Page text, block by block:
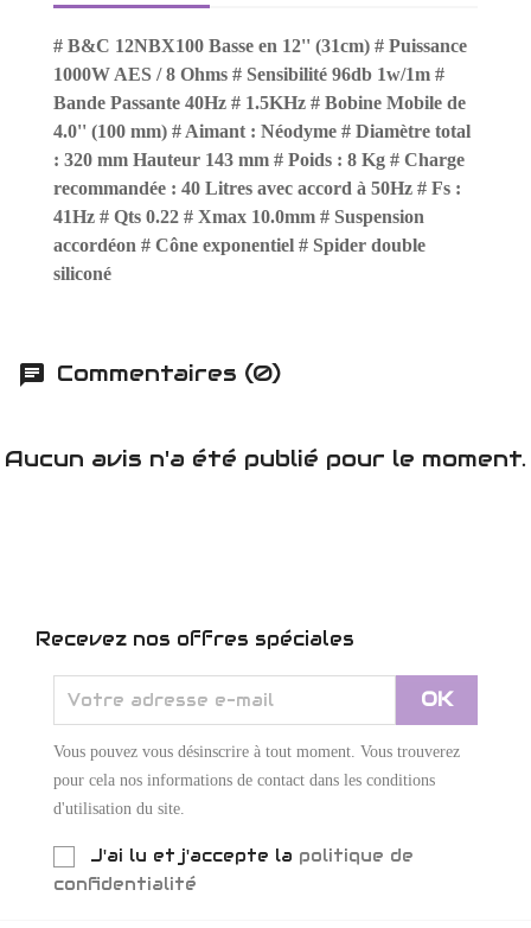
# B&C 12NBX100 Basse en 12'' (31cm) # Puissance
1000W AES / 8 Ohms # Sensibilité 96db 1w/1m #
Bande Passante 40Hz # 1.5KHz # Bobine Mobile de
4.0'' (100 mm) # Aimant : Néodyme # Diamètre total
: 320 mm Hauteur 143 mm # Poids : 8 Kg # Charge
recommandée : 40 Litres avec accord à 50Hz # Fs :
41Hz # Qts 0.22 # Xmax 10.0mm # Suspension
accordéon # Cône exponentiel # Spider double
siliconé
Commentaires (0)
Aucun avis n'a été publié pour le moment.
Recevez nos offres spéciales
Vous pouvez vous désinscrire à tout moment. Vous trouverez
pour cela nos informations de contact dans les conditions
d'utilisation du site.
J'ai lu et j'accepte la politique de
confidentialité